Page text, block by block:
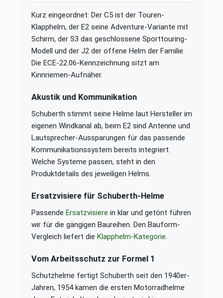
Kurz eingeordnet: Der C5 ist der Touren-
Klapphelm, der E2 seine Adventure-Variante mit
Schirm, der S3 das geschlossene Sporttouring-
Modell und der J2 der offene Helm der Familie.
Die ECE-22.06-Kennzeichnung sitzt am
Kinnriemen-Aufnäher.
Akustik und Kommunikation
Schuberth stimmt seine Helme laut Hersteller im
eigenen Windkanal ab, beim E2 sind Antenne und
Lautsprecher-Aussparungen für das passende
Kommunikationssystem bereits integriert.
Welche Systeme passen, steht in den
Produktdetails des jeweiligen Helms.
Ersatzvisiere für Schuberth-Helme
Passende Ersatzvisiere in klar und getönt führen
wir für die gängigen Baureihen. Den Bauform-
Vergleich liefert die Klapphelm-Kategorie.
Vom Arbeitsschutz zur Formel 1
Schutzhelme fertigt Schuberth seit den 1940er-
Jahren, 1954 kamen die ersten Motorradhelme